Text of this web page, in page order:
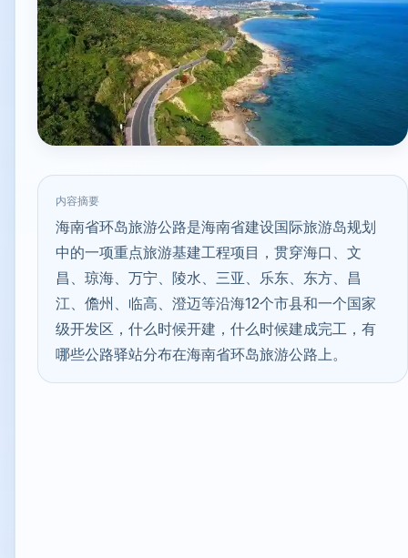
内容摘要
海南省环岛旅游公路是海南省建设国际旅游岛规划
中的一项重点旅游基建工程项目，贯穿海口、文
昌、琼海、万宁、陵水、三亚、乐东、东方、昌
江、儋州、临高、澄迈等沿海12个市县和一个国家
级开发区，什么时候开建，什么时候建成完工，有
哪些公路驿站分布在海南省环岛旅游公路上。